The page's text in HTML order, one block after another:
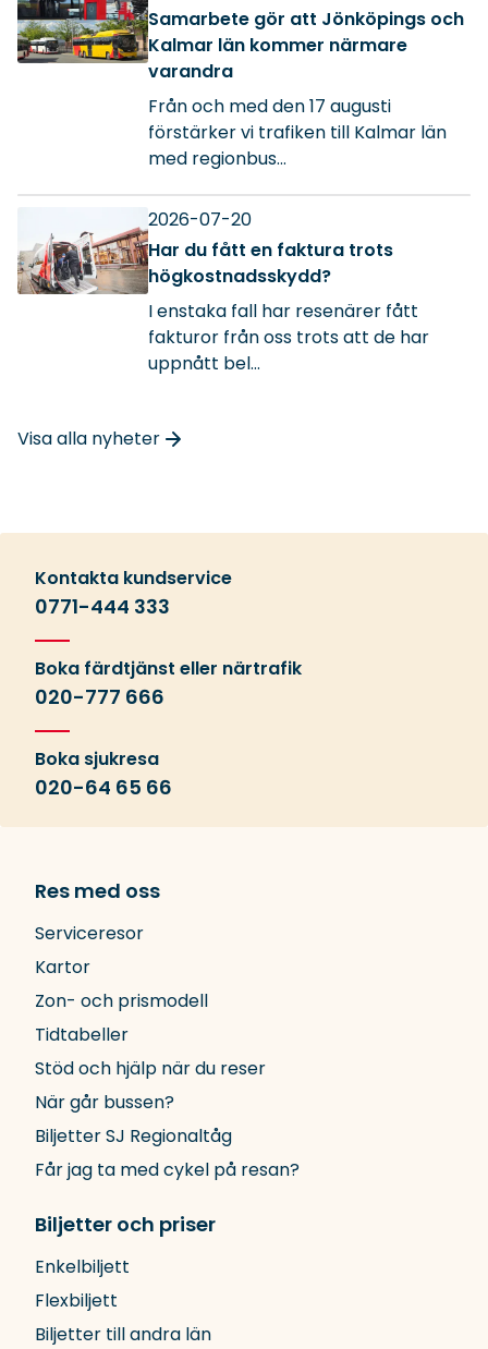
Samarbete gör att Jönköpings och
Kalmar län kommer närmare
varandra
Från och med den 17 augusti
förstärker vi trafiken till Kalmar län
med regionbus...
2026-07-20
Har du fått en faktura trots
högkostnadsskydd?
I enstaka fall har resenärer fått
fakturor från oss trots att de har
uppnått bel...
Visa alla nyheter
Kontakta kundservice
0771-444 333
Boka färdtjänst eller närtrafik
020-777 666
Boka sjukresa
020-64 65 66
Res med oss
Serviceresor
Kartor
Zon- och prismodell
Tidtabeller
Stöd och hjälp när du reser
När går bussen?
Biljetter SJ Regionaltåg
Får jag ta med cykel på resan?
Biljetter och priser
Enkelbiljett
Flexbiljett
Biljetter till andra län